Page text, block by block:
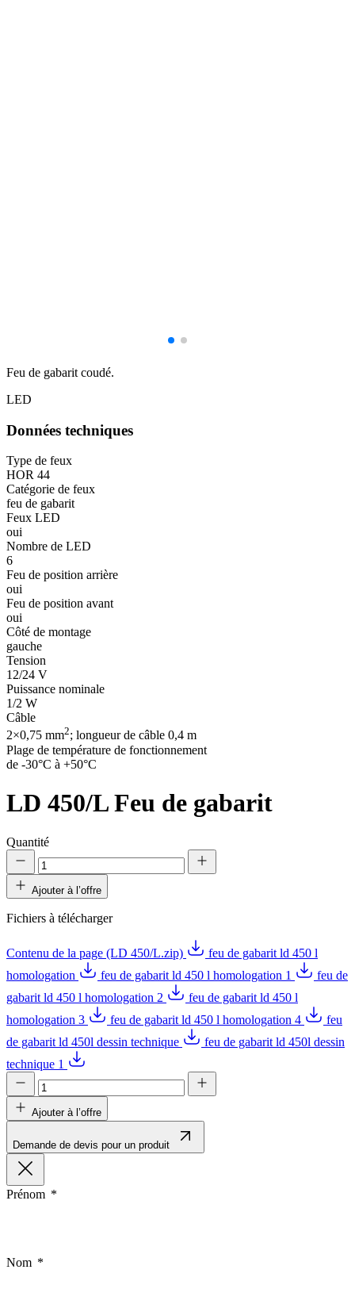
Feu de gabarit coudé.
LED
Données techniques
Type de feux
HOR 44
Catégorie de feux
feu de gabarit
Feux LED
oui
Nombre de LED
6
Feu de position arrière
oui
Feu de position avant
oui
Côté de montage
gauche
Tension
12/24 V
Puissance nominale
1/2 W
Câble
2×0,75 mm2; longueur de câble 0,4 m
Plage de température de fonctionnement
de -30°C à +50°C
LD 450/L Feu de gabarit
Quantité
Ajouter à l’offre
Fichiers à télécharger
Contenu de la page (LD 450/L.zip)
feu de gabarit ld 450 l
homologation
feu de gabarit ld 450 l homologation 1
feu de
gabarit ld 450 l homologation 2
feu de gabarit ld 450 l
homologation 3
feu de gabarit ld 450 l homologation 4
feu
de gabarit ld 450l dessin technique
feu de gabarit ld 450l dessin
technique 1
Ajouter à l’offre
Demande de devis pour un produit
Prénom
Nom